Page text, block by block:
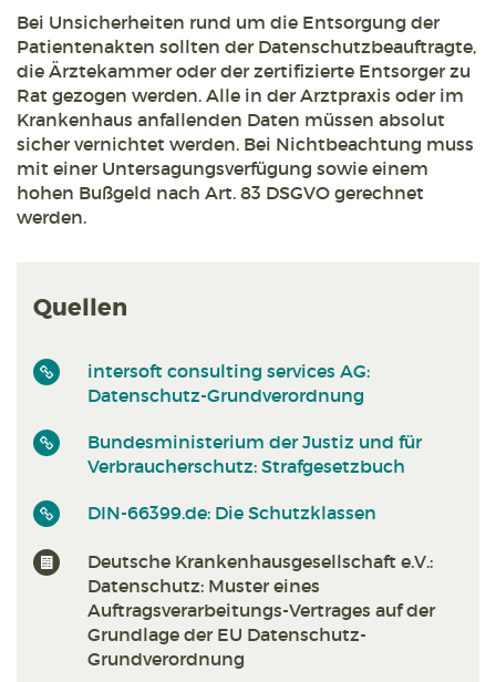
Bei Unsicherheiten rund um die Entsorgung der
Patientenakten sollten der Datenschutzbeauftragte,
die Ärztekammer oder der zertifizierte Entsorger zu
Rat gezogen werden. Alle in der Arztpraxis oder im
Krankenhaus anfallenden Daten müssen absolut
sicher vernichtet werden. Bei Nichtbeachtung muss
mit einer Untersagungsverfügung sowie einem
hohen Bußgeld nach Art. 83 DSGVO gerechnet
werden.
Quellen
intersoft consulting services AG:
Datenschutz-Grundverordnung
Bundesministerium der Justiz und für
Verbraucherschutz: Strafgesetzbuch
DIN-66399.de: Die Schutzklassen
Deutsche Krankenhausgesellschaft e.V.:
Datenschutz: Muster eines
Auftragsverarbeitungs-Vertrages auf der
Grundlage der EU Datenschutz-
Grundverordnung